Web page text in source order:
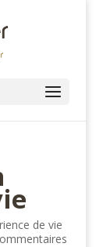
de vie